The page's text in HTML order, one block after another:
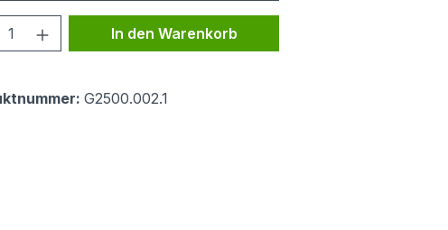
Anzahl: Gib den gewünschten Wert
In den Warenkorb
G2500.002.1